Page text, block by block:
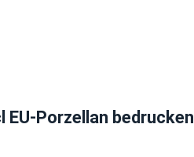
EU-Porzellan bedrucken